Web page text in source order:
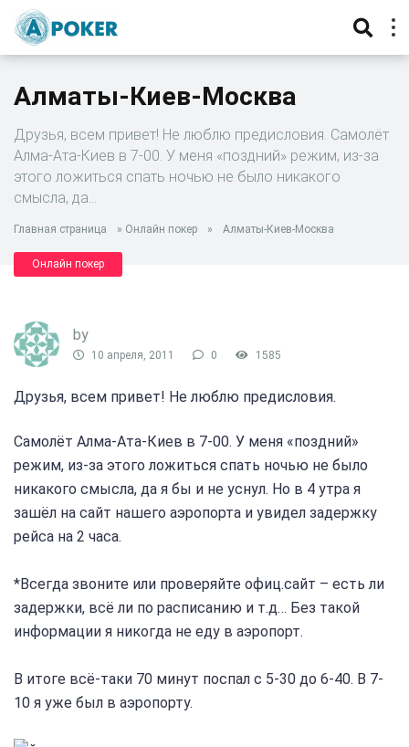
Алматы-Киев-Москва
Друзья, всем привет! Не люблю предисловия. Самолёт
Алма-Ата-Киев в 7-00. У меня «поздний» режим, из-за
этого ложиться спать ночью не было никакого
смысла, да…
Главная страница » Онлайн покер » Алматы-Киев-Москва
Онлайн покер
by
10 апреля, 2011 0 1585
Друзья, всем привет! Не люблю предисловия.
Самолёт Алма-Ата-Киев в 7-00. У меня «поздний»
режим, из-за этого ложиться спать ночью не было
никакого смысла, да я бы и не уснул. Но в 4 утра я
зашёл на сайт нашего аэропорта и увидел задержку
рейса на 2 часа.
*Всегда звоните или проверяйте офиц.сайт – есть ли
задержки, всё ли по расписанию и т.д… Без такой
информации я никогда не еду в аэропорт.
В итоге всё-таки 70 минут поспал с 5-30 до 6-40. В 7-
10 я уже был в аэропорту.